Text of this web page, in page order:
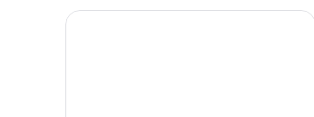
Ramayana Candidasa Beach Resort